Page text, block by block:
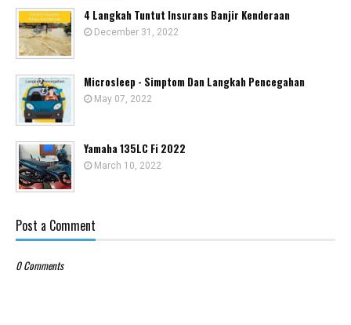
4 Langkah Tuntut Insurans Banjir Kenderaan
December 31, 2022
Microsleep - Simptom Dan Langkah Pencegahan
May 07, 2022
Yamaha 135LC Fi 2022
March 10, 2022
Post a Comment
0 Comments